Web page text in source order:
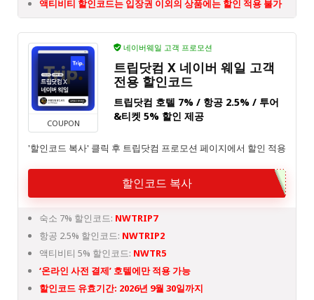
액티비티 할인코드는 입장권 이외의 상품에는 할인 적용 불가
COUPON
네이버웨일 고객 프로모션
트립닷컴 X 네이버 웨일 고객
전용 할인코드
트립닷컴 호텔 7% / 항공 2.5% / 투어
&티켓 5% 할인 제공
'할인코드 복사' 클릭 후 트립닷컴 프로모션 페이지에서 할인 적용
할인코드 복사
숙소 7% 할인코드: NWTRIP7
항공 2.5% 할인코드: NWTRIP2
액티비티 5% 할인코드: NWTR5
‘온라인 사전 결제’ 호텔에만 적용 가능
할인코드 유효기간: 2026년 9월 30일까지